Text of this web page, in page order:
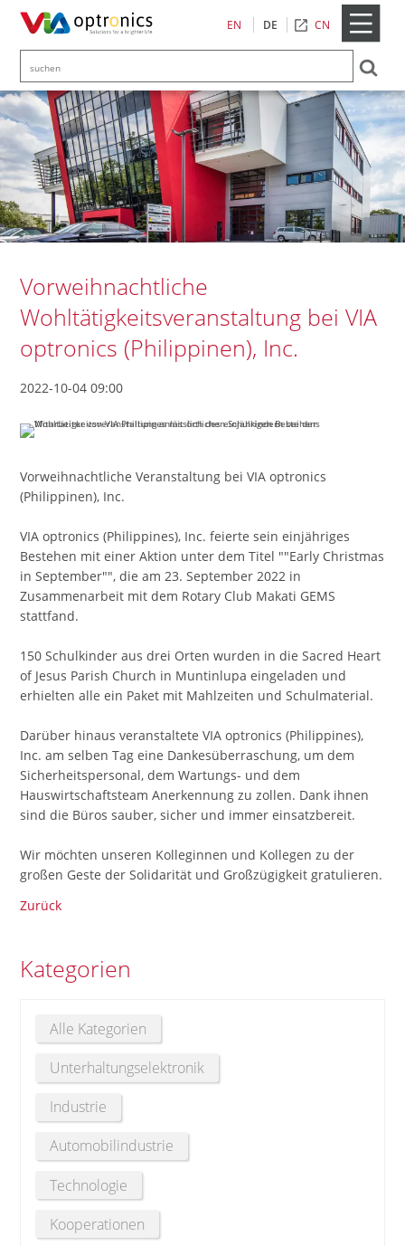
EN DE CN
Vorweihnachtliche
Wohltätigkeitsveranstaltung bei VIA
optronics (Philippinen), Inc.
2022-10-04 09:00
Vorweihnachtliche Veranstaltung bei VIA optronics
(Philippinen), Inc.
VIA optronics (Philippines), Inc. feierte sein einjähriges
Bestehen mit einer Aktion unter dem Titel ""Early Christmas
in September"", die am 23. September 2022 in
Zusammenarbeit mit dem Rotary Club Makati GEMS
stattfand.
150 Schulkinder aus drei Orten wurden in die Sacred Heart
of Jesus Parish Church in Muntinlupa eingeladen und
erhielten alle ein Paket mit Mahlzeiten und Schulmaterial.
Darüber hinaus veranstaltete VIA optronics (Philippines),
Inc. am selben Tag eine Dankesüberraschung, um dem
Sicherheitspersonal, dem Wartungs- und dem
Hauswirtschaftsteam Anerkennung zu zollen. Dank ihnen
sind die Büros sauber, sicher und immer einsatzbereit.
Wir möchten unseren Kolleginnen und Kollegen zu der
großen Geste der Solidarität und Großzügigkeit gratulieren.
Zurück
Kategorien
Alle Kategorien
Unterhaltungselektronik
Industrie
Automobilindustrie
Technologie
Kooperationen